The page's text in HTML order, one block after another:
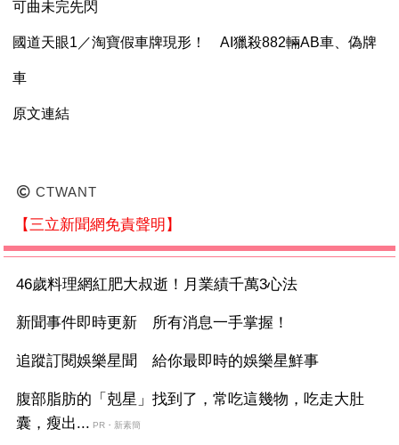
可曲未完先閃
國道天眼1／淘寶假車牌現形！ AI獵殺882輛AB車、偽牌
車
原文連結
CTWANT
【三立新聞網免責聲明】
46歲料理網紅肥大叔逝！月業績千萬3心法
新聞事件即時更新 所有消息一手掌握！
追蹤訂閱娛樂星聞 給你最即時的娛樂星鮮事
腹部脂肪的「剋星」找到了，常吃這幾物，吃走大肚
囊，瘦出... PR・新素簡